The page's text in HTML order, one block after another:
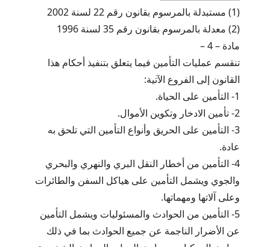
(1) مستبدلة بالمرسوم بقانون رقم 22 لسنة 2002
(2) معدلة بالمرسوم بقانون رقم 35 لسنة 1996
مادة – 4 –
تنقسم عمليات التأمين فيما يتعلق بتنفيذ أحكام هذا
القانون إلى الفروع الآتية:
1- التأمين على الحياة.
2- تأمين الادخار وتكوين الأموال.
3- التأمين على الحريق وأنواع التأمين التي تلحق به
عادة.
4- التأمين من أخطار النقل البري والنهري والبحري
والجوي ويشمل التأمين على هياكل السفن والطائرات
وعلى آلاتها ومهماتها.
5- التأمين من الحوادث والمسئوليات ويشمل التأمين
عن الأضرار الناجمة عن جميع الحوادث بما في ذلك